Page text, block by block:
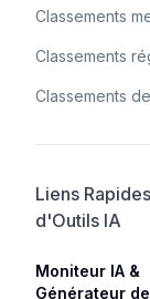
Classements
Classements
Classements
Liens
d'Outils IA
Moniteur IA &
Générateur